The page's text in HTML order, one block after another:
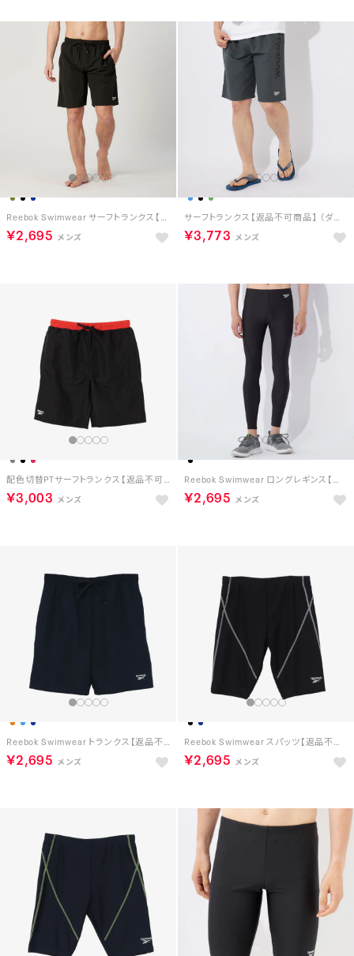
Reebok Swimwear サーフトランクス【返品不可商品】 （ブラック）
￥2,695
サーフトランクス【返品不可商品】 （ダークグリーン）
￥3,773
配色切替PTサーフトランクス【返品不可商品】 （ブラック）
￥3,003
Reebok Swimwear ロングレギンス【返品不可商品】 （ブラック）
￥2,695
Reebok Swimwear トランクス【返品不可商品】 （NV）
￥2,695
Reebok Swimwear スパッツ【返品不可商品】 （ブラック×ホワイト）
￥2,695